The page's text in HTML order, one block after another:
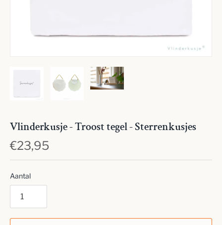
Vlinderkusje - Troost tegel - Sterrenkusjes
€23,95
Aantal